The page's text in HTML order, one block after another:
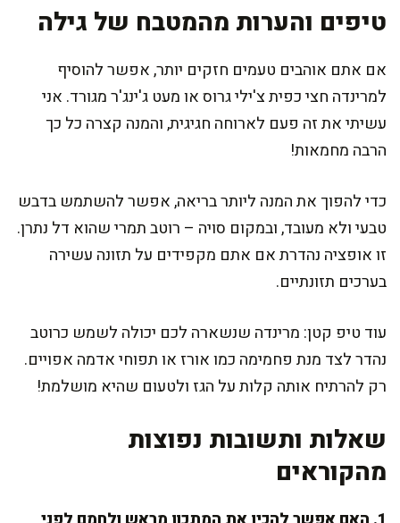
טיפים והערות מהמטבח של גילה
אם אתם אוהבים טעמים חזקים יותר, אפשר להוסיף
למרינדה חצי כפית צ'ילי גרוס או מעט ג'ינג'ר מגורד. אני
עשיתי את זה פעם לארוחה חגיגית, והמנה קצרה כל כך
הרבה מחמאות!
כדי להפוך את המנה ליותר בריאה, אפשר להשתמש בדבש
טבעי ולא מעובד, ובמקום סויה – רוטב תמרי שהוא דל נתרן.
זו אופציה נהדרת אם אתם מקפידים על תזונה עשירה
בערכים תזונתיים.
עוד טיפ קטן: מרינדה שנשארה לכם יכולה לשמש כרוטב
נהדר לצד מנת פחמימה כמו אורז או תפוחי אדמה אפויים.
רק להרתיח אותה קלות על הגז ולטעום שהיא מושלמת!
שאלות ותשובות נפוצות
מהקוראים